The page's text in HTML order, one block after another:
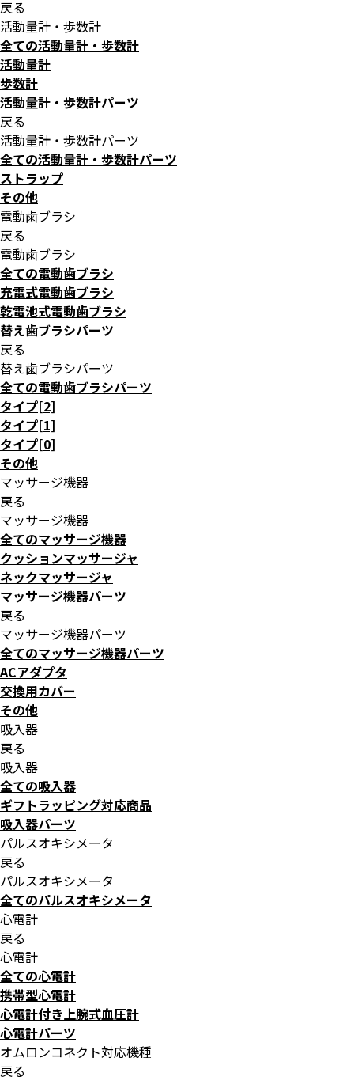
戻る
活動量計・歩数計
全ての活動量計・歩数計
活動量計
歩数計
活動量計・歩数計パーツ
戻る
活動量計・歩数計パーツ
全ての活動量計・歩数計パーツ
ストラップ
その他
電動歯ブラシ
戻る
電動歯ブラシ
全ての電動歯ブラシ
充電式電動歯ブラシ
乾電池式電動歯ブラシ
替え歯ブラシパーツ
戻る
替え歯ブラシパーツ
全ての電動歯ブラシパーツ
タイプ[2]
タイプ[1]
タイプ[0]
その他
マッサージ機器
戻る
マッサージ機器
全てのマッサージ機器
クッションマッサージャ
ネックマッサージャ
マッサージ機器パーツ
戻る
マッサージ機器パーツ
全てのマッサージ機器パーツ
ACアダプタ
交換用カバー
その他
吸入器
戻る
吸入器
全ての吸入器
ギフトラッピング対応商品
吸入器パーツ
パルスオキシメータ
戻る
パルスオキシメータ
全てのパルスオキシメータ
心電計
戻る
心電計
全ての心電計
携帯型心電計
心電計付き上腕式血圧計
心電計パーツ
オムロンコネクト対応機種
戻る